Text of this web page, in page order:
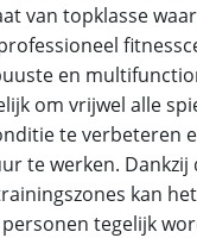
van topklasse
en
om vrijwel alle
te verbeteren
te werken. Dankzij
kan
tegelijk